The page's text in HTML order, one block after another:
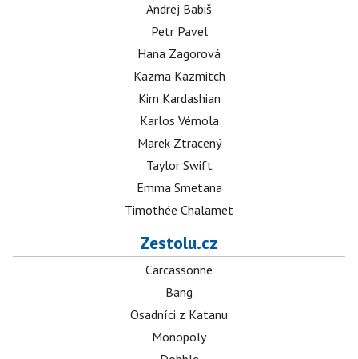
Andrej Babiš
Petr Pavel
Hana Zagorová
Kazma Kazmitch
Kim Kardashian
Karlos Vémola
Marek Ztracený
Taylor Swift
Emma Smetana
Timothée Chalamet
Zestolu.cz
Carcassonne
Bang
Osadníci z Katanu
Monopoly